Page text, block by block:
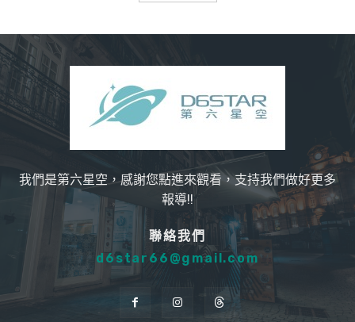
我們是第六星空，感謝您點進來觀看，支持我們做好更多
報導!!
聯絡我們
d6star66@gmail.com